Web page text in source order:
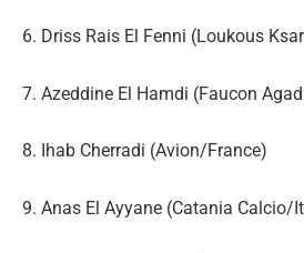
6. Driss Rais El Fenni (Loukous
7. Azeddine El Hamdi (Faucon
8. Ihab Cherradi (Avion/France)
9. Anas El Ayyane (Catania Calcio/